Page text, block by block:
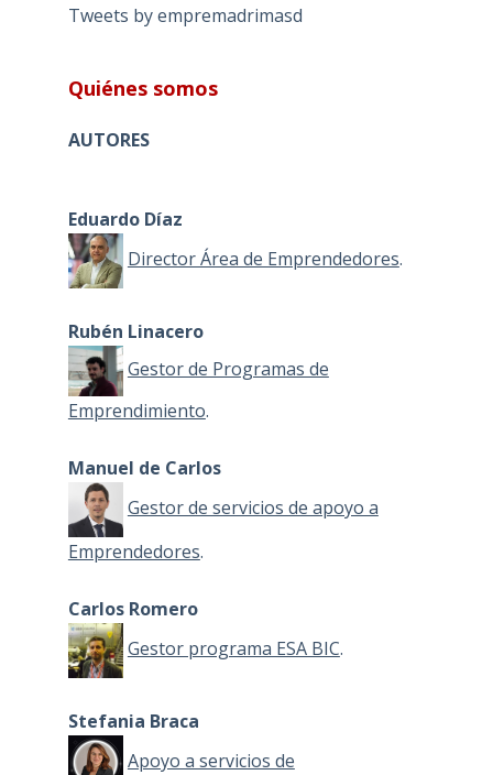
Tweets by empremadrimasd
Quiénes somos
AUTORES
Eduardo Díaz
Director Área de Emprendedores.
Rubén Linacero
Gestor de Programas de
Emprendimiento.
Manuel de Carlos
Gestor de servicios de apoyo a
Emprendedores.
Carlos Romero
Gestor programa ESA BIC.
Stefania Braca
Apoyo a servicios de